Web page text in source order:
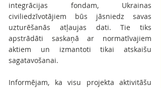
integrācijas fondam, Ukrainas
civiliedzīvotājiem būs jāsniedz savas
uzturēšanās atļaujas dati. Tie tiks
apstrādāti saskaņā ar normatīvajiem
aktiem un izmantoti tikai atskaišu
sagatavošanai.
Informējam, ka visu projekta aktivitāšu